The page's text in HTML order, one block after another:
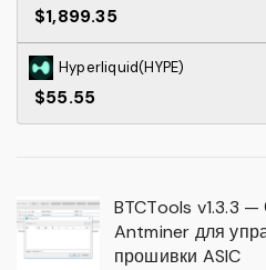
$1,899.35
Hyperliquid(HYPE)
$55.55
BTCTools v1.3.3
Antminer для
прошивки ASIC